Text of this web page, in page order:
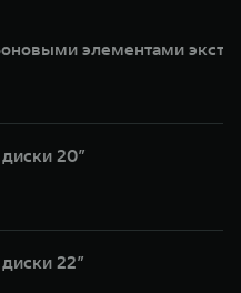
элементами
20”
22”